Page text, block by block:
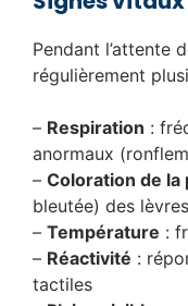
Pendant l’attente
régulièrement
– Respiration :
anormaux
– Coloration de la
bleutée) des lèvres
– Température :
– Réactivité :
tactiles